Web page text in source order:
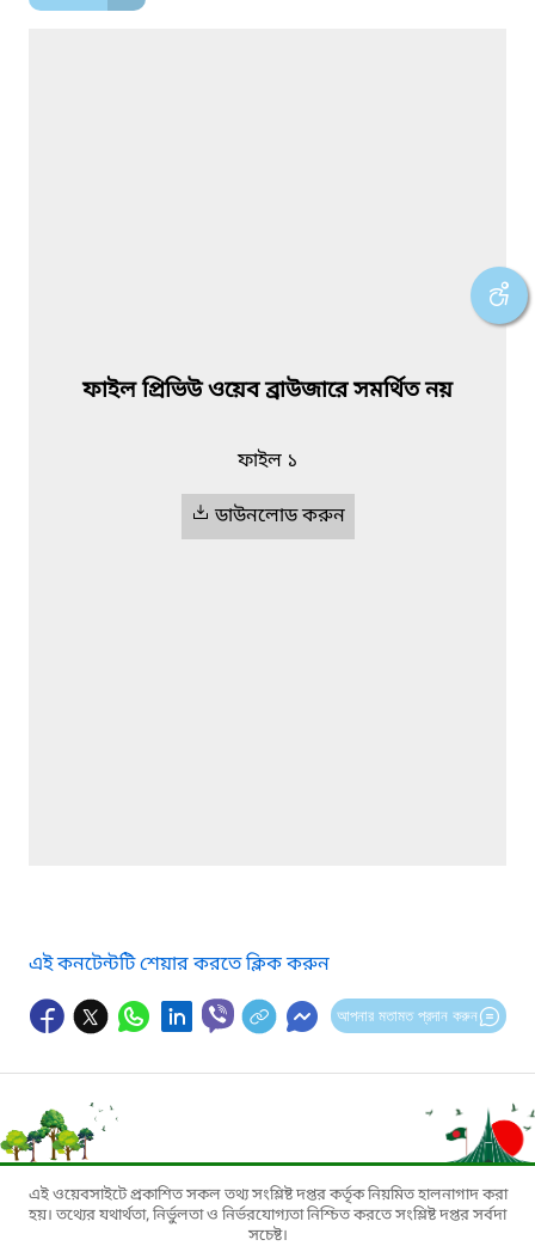
ফাইল প্রিভিউ ওয়েব ব্রাউজারে সমর্থিত নয়
ফাইল ১
ডাউনলোড করুন
এই কনটেন্টটি শেয়ার করতে ক্লিক করুন
আপনার মতামত প্রদান করুন
এই ওয়েবসাইটে প্রকাশিত সকল তথ্য সংশ্লিষ্ট দপ্তর কর্তৃক নিয়মিত হালনাগাদ করা
হয়। তথ্যের যথার্থতা, নির্ভুলতা ও নির্ভরযোগ্যতা নিশ্চিত করতে সংশ্লিষ্ট দপ্তর সর্বদা
সচেষ্ট।